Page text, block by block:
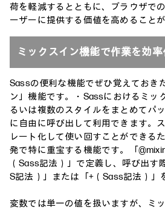
荷を軽減するとともに、ブラウザで
ーザーに提供する価値を高めることが
ミックスイン機能で作業を効率
Sassの便利な機能でぜひ覚えておき
ン」機能です。・Sassにおけるミッ
るいは複数のスタイルをまとめてパ
に自由に呼び出して利用できます。
レート化して使い回すことができる
発で特に重宝する機能です。「
（Sass記法）」で定義し、呼び出す
S記法）」または「+（Sass記法）」
変数では単一の値を扱いますが、ミ